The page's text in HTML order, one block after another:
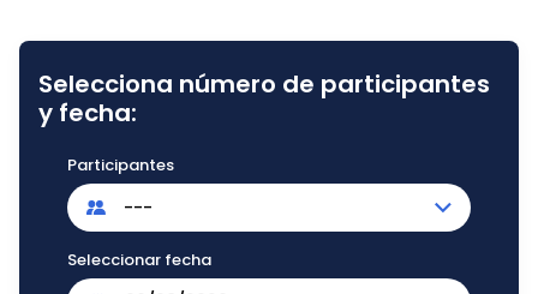
Selecciona número de participantes
y fecha:
Participantes
---
Seleccionar fecha